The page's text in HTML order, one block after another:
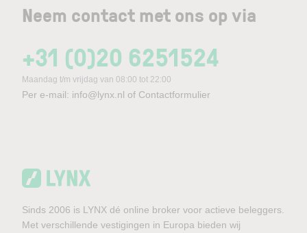
Neem contact met ons op via
+31 (0)20 6251524
Maandag t/m vrijdag van 08:00 tot 22:00
Per e-mail: info@lynx.nl of Contactformulier
Sinds 2006 is LYNX dé online broker voor actieve beleggers.
Met verschillende vestigingen in Europa bieden wij